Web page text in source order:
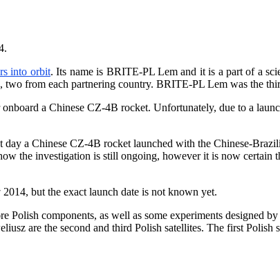
into orbit. Its name is BRITE-PL Lem and it is a part of a
from each partnering country. BRITE-PL Lem was the
a Chinese CZ-4B rocket. Unfortunately, due to a
a Chinese CZ-4B rocket launched with the Chinese-
the investigation is still ongoing, however it is now
but the exact launch date is not known yet.
components, as well as some experiments designed
are the second and third Polish satellites. The first Polish